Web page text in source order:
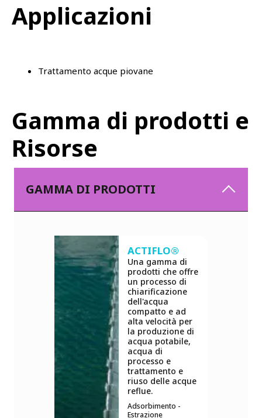
Applicazioni
Trattamento acque piovane
Gamma di prodotti e
Risorse
GAMMA DI PRODOTTI
ACTIFLO®
Una gamma di
prodotti che offre
un processo di
chiarificazione
dell'acqua
compatto e ad
alta velocità per
la produzione di
acqua potabile,
acqua di
processo e
trattamento e
riuso delle acque
reflue.
Adsorbimento -
Estrazione